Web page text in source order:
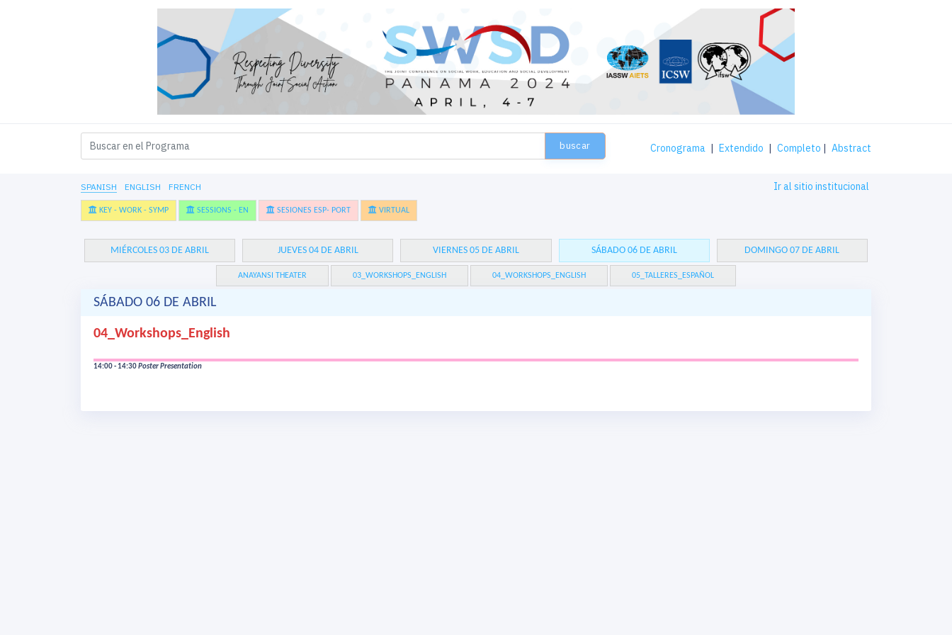
buscar Cronograma | Extendido | Completo | Abstract
SPANISH ENGLISH FRENCH Ir al sitio institucional
KEY - WORK - SYMP SESSIONS - EN SESIONES ESP- PORT VIRTUAL
MIÉRCOLES 03 DE ABRIL JUEVES 04 DE ABRIL VIERNES 05 DE ABRIL SÁBADO 06 DE ABRIL DOMINGO 07 DE ABRIL
ANAYANSI THEATER 03_WORKSHOPS_ENGLISH 04_WORKSHOPS_ENGLISH 05_TALLERES_ESPAÑOL
SÁBADO 06 DE ABRIL
04_Workshops_English
14:00 - 14:30Poster Presentation